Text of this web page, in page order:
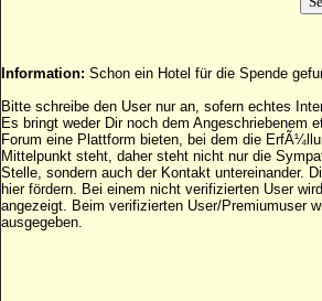
Information: Schon ein Hotel für die Spende
Bitte schreibe den User nur an, sofern echtes
Es bringt weder Dir noch dem Angeschriebenem
Forum eine Plattform bieten, bei dem die
Mittelpunkt steht, daher steht nicht nur die
Stelle, sondern auch der Kontakt untereinander.
hier fördern. Bei einem nicht verifizierten User
angezeigt. Beim verifizierten User/Premiumuser
ausgegeben.